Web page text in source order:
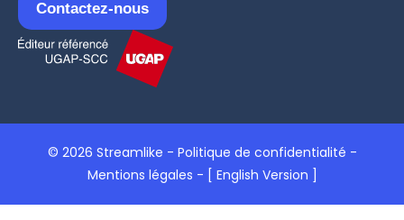
Contactez-nous
© 2026 Streamlike - Politique de confidentialité -
Mentions légales - [ English Version ]